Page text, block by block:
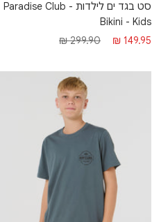
סט בגד ים לילדות - Paradise Club
Bikini - Kids
מחיר
149.95 ₪
מחיר
299.90 ₪